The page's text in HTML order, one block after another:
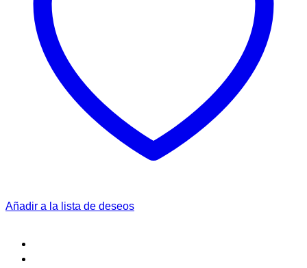
Añadir a la lista de deseos